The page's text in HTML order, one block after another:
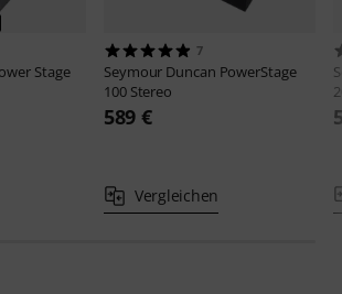
Stage
7
Seymour Duncan PowerStage
100 Stereo
589 €
Vergleichen